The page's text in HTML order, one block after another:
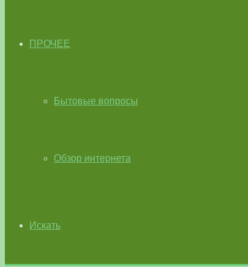
ПРОЧЕЕ
Бытовые вопросы
Обзор интернета
Искать